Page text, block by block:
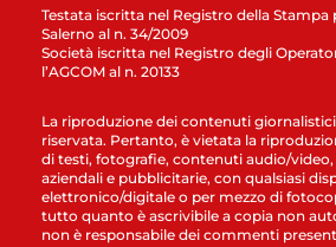
Testata iscritta nel Registro della Stampa
Salerno al n. 34/2009
Società iscritta nel Registro degli
l’AGCOM al n. 20133
La riproduzione dei contenuti giornalistici
riservata. Pertanto, è vietata la
di testi, fotografie, contenuti audio/
aziendali e pubblicitarie, con qualsiasi
elettronico/digitale o per mezzo di
tutto quanto è ascrivibile a copia non
non è responsabile dei commenti